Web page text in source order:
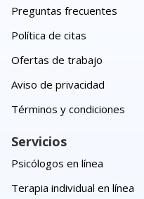
Preguntas frecuentes
Política de citas
Ofertas de trabajo
Aviso de privacidad
Términos y condiciones
Servicios
Psicólogos en línea
Terapia individual en línea